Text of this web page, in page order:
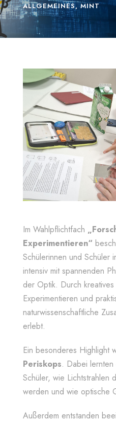
ALLGEMEINES, MINT
Im Wahlpflichtfach
Experimentieren“
Schülerinnen und Schüler
intensiv mit spannenden
der Optik. Durch
Experimentieren und
naturwissenschaftliche
erlebt.
Ein besonderes Highlight
Periskops. Dabei lernten
Schüler, wie Lichtstrahlen
werden und wie optische
Außerdem entstanden